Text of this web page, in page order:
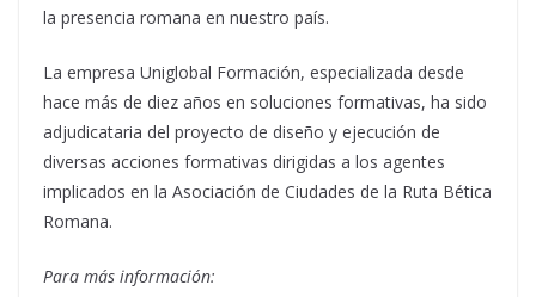
la presencia romana en nuestro país.
La empresa Uniglobal Formación, especializada desde
hace más de diez años en soluciones formativas, ha sido
adjudicataria del proyecto de diseño y ejecución de
diversas acciones formativas dirigidas a los agentes
implicados en la Asociación de Ciudades de la Ruta Bética
Romana.
Para más información: